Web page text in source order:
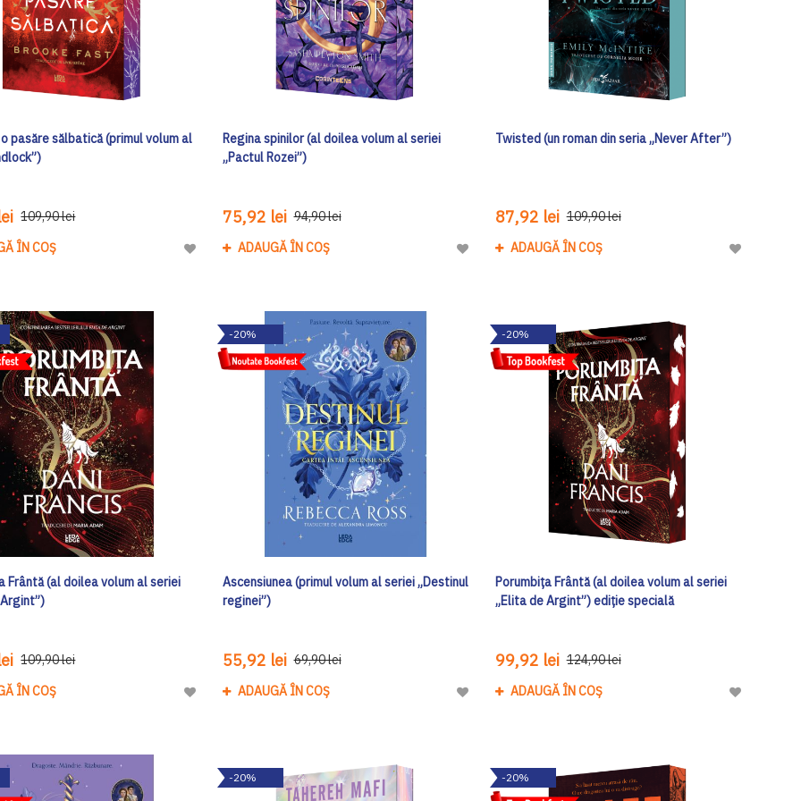
o pasăre sălbatică (primul volum al
109,90 lei
ÎN COȘ
Adaugă
Dorinte
Regina spinilor (al doilea volum al seriei
„Pactul Rozei”)
75,92 lei 94,90 lei
ADAUGĂ ÎN COȘ
Adaugă
Dorinte
Twisted (un roman din seria „Never After”)
87,92 lei 109,90 lei
ADAUGĂ ÎN COȘ
Adaugă
Frântă (al doilea volum al seriei
109,90 lei
ÎN COȘ
Adaugă
Dorinte
-20%
Ascensiunea (primul volum al seriei „Destinul
reginei”)
55,92 lei 69,90 lei
ADAUGĂ ÎN COȘ
Adaugă
Dorinte
-20%
Porumbița Frântă (al doilea volum al seriei
„Elita de Argint”) ediţie specială
99,92 lei 124,90 lei
ADAUGĂ ÎN COȘ
Adaugă
-20% -20%